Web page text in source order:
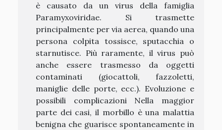
è causato da un virus della famiglia
Paramyxoviridae. Si trasmette
principalmente per via aerea, quando una
persona colpita tossisce, sputacchia o
starnutisce. Più raramente, il virus può
anche essere trasmesso da oggetti
contaminati (giocattoli, fazzoletti,
maniglie delle porte, ecc.). Evoluzione e
possibili complicazioni Nella maggior
parte dei casi, il morbillo è una malattia
benigna che guarisce spontaneamente in